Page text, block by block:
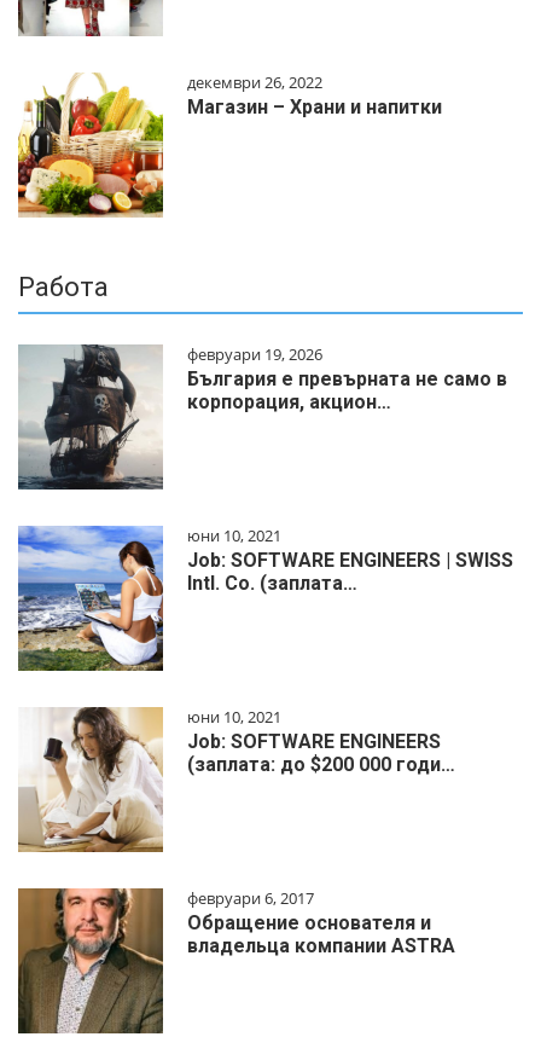
декември 26, 2022
Магазин – Храни и напитки
Работа
февруари 19, 2026
България е превърната не само в
корпорация, акцион…
юни 10, 2021
Job: SOFTWARE ENGINEERS | SWISS
Intl. Co. (заплата…
юни 10, 2021
Job: SOFTWARE ENGINEERS
(заплата: до $200 000 годи…
февруари 6, 2017
Обращение основателя и
владельца компании ASTRA